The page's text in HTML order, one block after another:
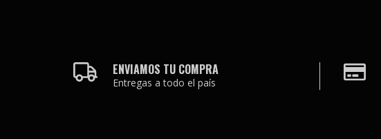
ENVIAMOS TU COMPRA
Entregas a todo el país